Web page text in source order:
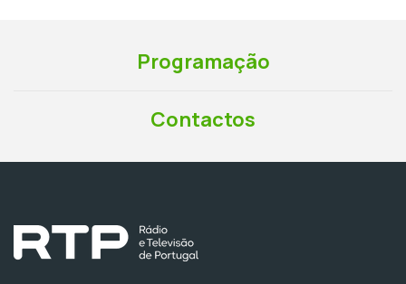
Programação
Contactos